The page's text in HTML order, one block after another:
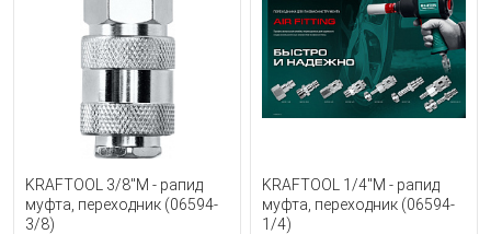
KRAFTOOL 3/8″M - рапид
муфта, переходник (06594-
3/8)
KRAFTOOL 1/4″M - рапид
муфта, переходник (06594-
1/4)